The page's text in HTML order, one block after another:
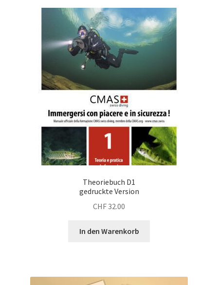
Theoriebuch D1
gedruckte Version
CHF32.00
In den Warenkorb